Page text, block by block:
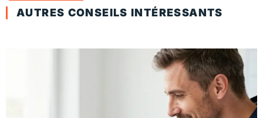
AUTRES CONSEILS INTÉRESSANTS